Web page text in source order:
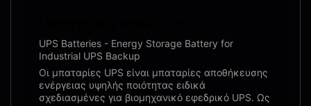
UPS Batteries - Energy Storage Battery for
Industrial UPS Backup
Οι μπαταρίες UPS είναι μπαταρίες αποθήκευσης
ενέργειας υψηλής ποιότητας ειδικά
σχεδιασμένες για βιομηχανικό εφεδρικό UPS. Ως